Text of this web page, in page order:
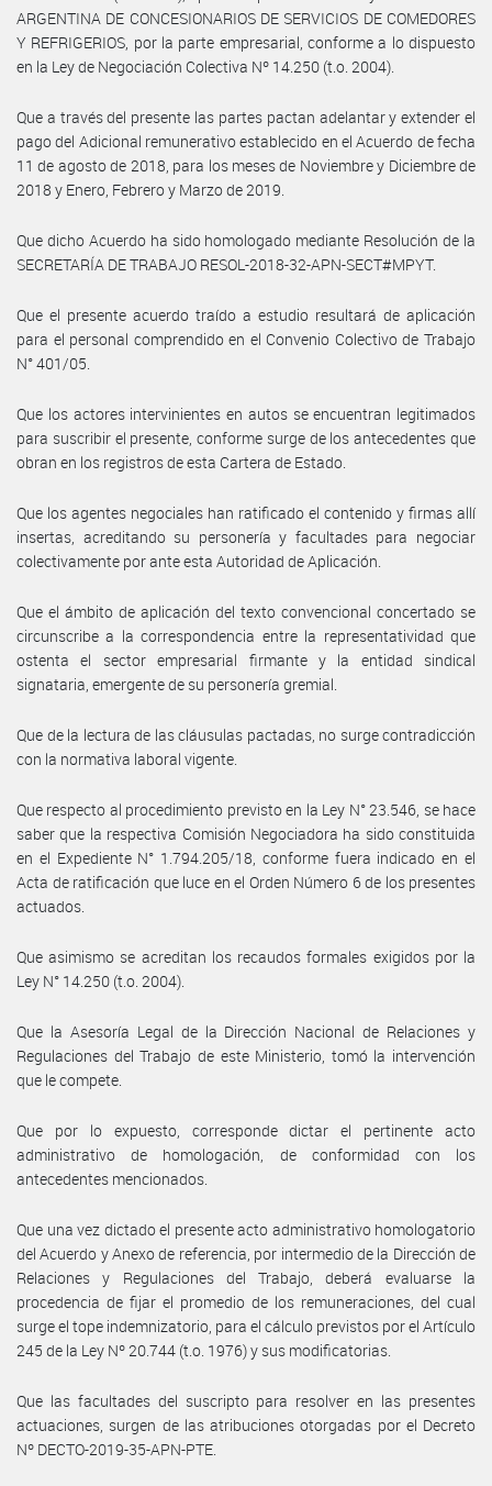
ARGENTINA DE CONCESIONARIOS DE SERVICIOS DE COMEDORES
Y REFRIGERIOS, por la parte empresarial, conforme a lo dispuesto
en la Ley de Negociación Colectiva Nº 14.250 (t.o. 2004).
Que a través del presente las partes pactan adelantar y extender el
pago del Adicional remunerativo establecido en el Acuerdo de fecha
11 de agosto de 2018, para los meses de Noviembre y Diciembre de
2018 y Enero, Febrero y Marzo de 2019.
Que dicho Acuerdo ha sido homologado mediante Resolución de la
SECRETARÍA DE TRABAJO RESOL-2018-32-APN-SECT#MPYT.
Que el presente acuerdo traído a estudio resultará de aplicación
para el personal comprendido en el Convenio Colectivo de Trabajo
N° 401/05.
Que los actores intervinientes en autos se encuentran legitimados
para suscribir el presente, conforme surge de los antecedentes que
obran en los registros de esta Cartera de Estado.
Que los agentes negociales han ratificado el contenido y firmas allí
insertas, acreditando su personería y facultades para negociar
colectivamente por ante esta Autoridad de Aplicación.
Que el ámbito de aplicación del texto convencional concertado se
circunscribe a la correspondencia entre la representatividad que
ostenta el sector empresarial firmante y la entidad sindical
signataria, emergente de su personería gremial.
Que de la lectura de las cláusulas pactadas, no surge contradicción
con la normativa laboral vigente.
Que respecto al procedimiento previsto en la Ley N° 23.546, se hace
saber que la respectiva Comisión Negociadora ha sido constituida
en el Expediente N° 1.794.205/18, conforme fuera indicado en el
Acta de ratificación que luce en el Orden Número 6 de los presentes
actuados.
Que asimismo se acreditan los recaudos formales exigidos por la
Ley N° 14.250 (t.o. 2004).
Que la Asesoría Legal de la Dirección Nacional de Relaciones y
Regulaciones del Trabajo de este Ministerio, tomó la intervención
que le compete.
Que por lo expuesto, corresponde dictar el pertinente acto
administrativo de homologación, de conformidad con los
antecedentes mencionados.
Que una vez dictado el presente acto administrativo homologatorio
del Acuerdo y Anexo de referencia, por intermedio de la Dirección de
Relaciones y Regulaciones del Trabajo, deberá evaluarse la
procedencia de fijar el promedio de los remuneraciones, del cual
surge el tope indemnizatorio, para el cálculo previstos por el Artículo
245 de la Ley Nº 20.744 (t.o. 1976) y sus modificatorias.
Que las facultades del suscripto para resolver en las presentes
actuaciones, surgen de las atribuciones otorgadas por el Decreto
Nº DECTO-2019-35-APN-PTE.